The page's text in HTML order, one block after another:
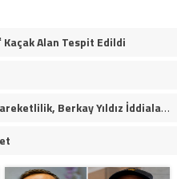
Alan Tespit Edildi
Yeraltı Dünyasında ‘Yeni Nesil’ Hareketlilik, Berkay Yıldız İddiaları Soruşturma Dosyalarına Yansıdı!